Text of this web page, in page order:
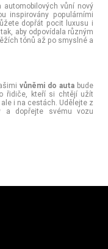
automobilových vůní nový
inspirovány populárními
dopřát pocit luxusu i
aby odpovídala různým
tónů až po smyslné a
vůněmi do auta bude
řidiče, kteří si chtějí užít
i na cestách. Udělejte z
a dopřejte svému vozu